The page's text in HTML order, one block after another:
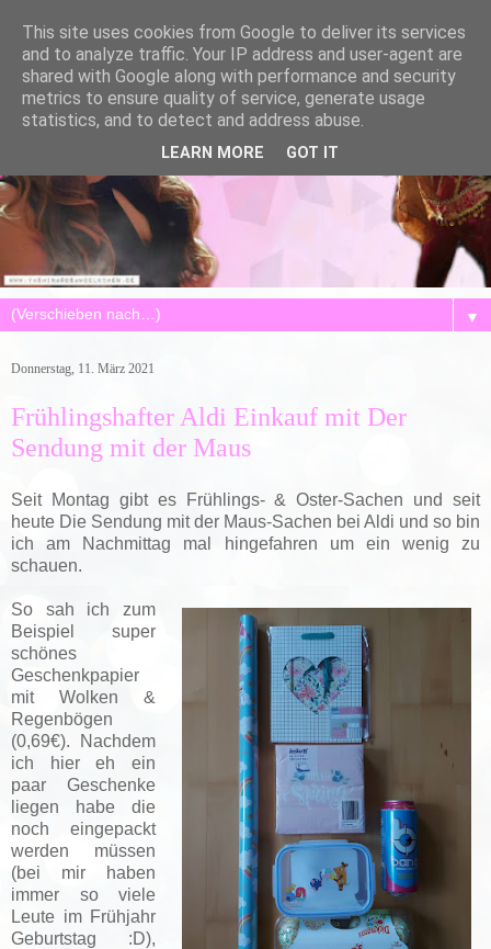
▼
Donnerstag, 11. März 2021
Frühlingshafter Aldi Einkauf mit Der
Sendung mit der Maus
Seit Montag gibt es Frühlings- & Oster-Sachen und seit
heute Die Sendung mit der Maus-Sachen bei Aldi und so bin
ich am Nachmittag mal hingefahren um ein wenig zu
schauen.
So sah ich zum
Beispiel super
schönes
Geschenkpapier
mit Wolken &
Regenbögen
(0,69€). Nachdem
ich hier eh ein
paar Geschenke
liegen habe die
noch eingepackt
werden müssen
(bei mir haben
immer so viele
Leute im Frühjahr
Geburtstag :D),
This site uses cookies from Google to deliver its services
and to analyze traffic. Your IP address and user-agent are
shared with Google along with performance and security
metrics to ensure quality of service, generate usage
statistics, and to detect and address abuse.
LEARN MORE GOT IT